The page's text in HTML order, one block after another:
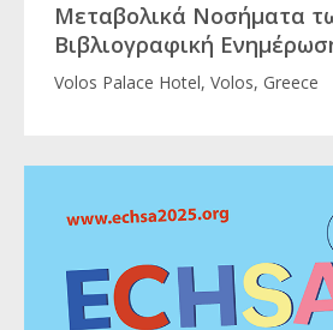
Μεταβολικά Νοσήματα
Βιβλιογραφική
Volos Palace Hotel, Volos, Greece